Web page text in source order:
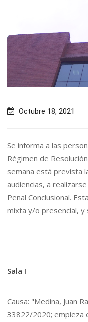
Octubre 18, 2021
Se informa a las
Régimen de
semana está prevista
audiencias, a
Penal Conclusional.
mixta y/o presencial, y
Sala I
Causa: "Medina, Juan
33822/2020; empieza